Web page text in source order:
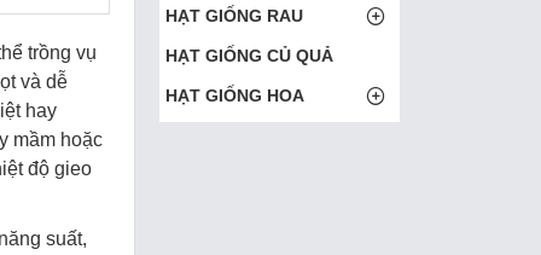
trồng vụ
và dễ
hay
mầm hoặc
độ gieo
suất,
HẠT GIỐNG RAU
HẠT GIỐNG CỦ QUẢ
HẠT GIỐNG HOA